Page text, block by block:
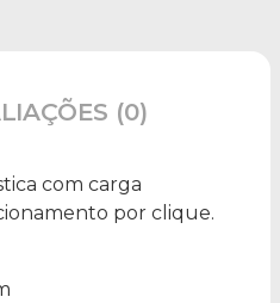
(0)
com carga
por clique.